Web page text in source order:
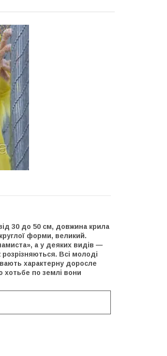
30 до 50 см, довжина крила
форми, великий.
а у деяких видів —
розрізняються. Всі молоді
характерну доросле
хотьбе по землі вони